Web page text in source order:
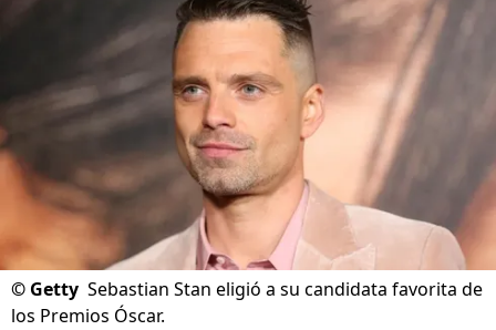
© Getty Sebastian Stan eligió a su candidata favorita de
los Premios Óscar.